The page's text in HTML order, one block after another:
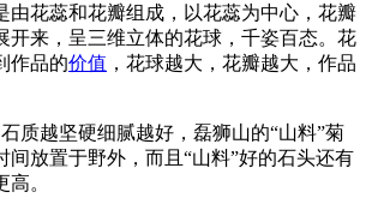
由花蕊和花瓣组成，以花蕊为中心，花瓣
开来，呈三维立体的花球，千姿百态。花
作品的价值 ，花球越大，花瓣越大，作品
质越坚硬细腻越好，磊狮山的“山料”菊
间放置于野外，而且“山料”好的石头还有
。